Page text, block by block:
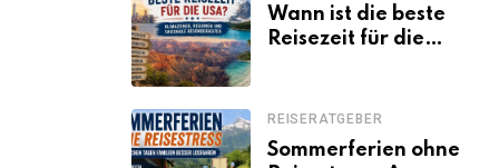
Wann ist die beste
Reisezeit für die
saisonale
Besonderheiten
REISERATGEBER
Sommerferien ohne